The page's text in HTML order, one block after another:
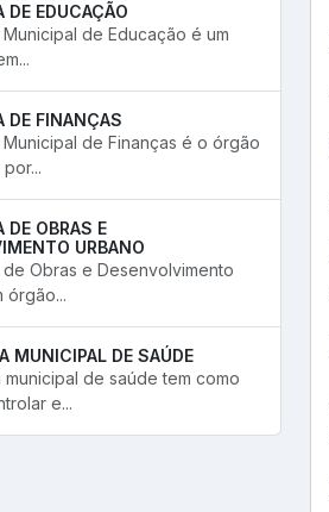
DE EDUCAÇÃO
de Educação é um
DE FINANÇAS
de Finanças é o órgão
DE OBRAS E
URBANO
Obras e Desenvolvimento
órgão...
MUNICIPAL DE SAÚDE
municipal de saúde tem como
e...